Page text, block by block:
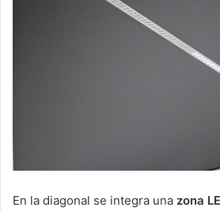
En la diagonal se integra una zona